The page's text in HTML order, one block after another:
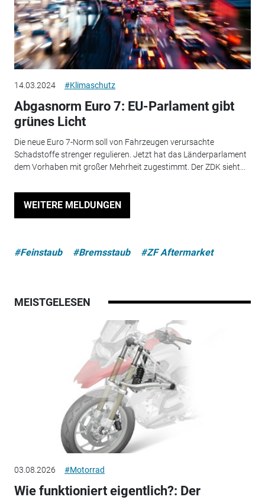
14.03.2024 #Klimaschutz
Abgasnorm Euro 7: EU-Parlament gibt
grünes Licht
Die neue Euro 7-Norm soll von Fahrzeugen verursachte
Schadstoffe strenger regulieren. Jetzt hat das Länderparlament
dem Vorhaben mit großer Mehrheit zugestimmt. Der ZDK sieht...
WEITERE MELDUNGEN
#Feinstaub #Bremsstaub #ZF Aftermarket
MEISTGELESEN
03.08.2026 #Motorrad
Wie funktioniert eigentlich?: Der